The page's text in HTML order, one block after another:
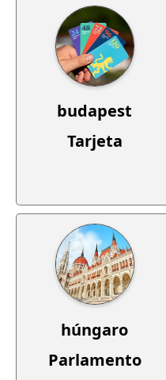
budapest
Tarjeta
húngaro
Parlamento